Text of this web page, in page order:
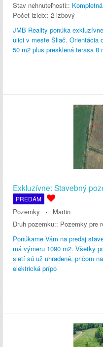
Stav nehnuteľnosti::
Počet izieb:: 2 izbový
JMB Reality ponúka
ulici v meste Sliač. Orientácia
50 m2 plus presklená terasa
Exkluzívne: Stavebný
PREDÁM
Pozemky
Martin
Druh pozemku:: Pozemky pre
Ponúkame Vám na predaj
má výmeru 1090 m2. Všetky
sietí sú už uhradené, pričom
elektrická prípo